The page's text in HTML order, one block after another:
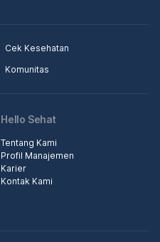
Cek Kesehatan
Komunitas
Hello Sehat
Tentang Kami
Profil Manajemen
Karier
Kontak Kami